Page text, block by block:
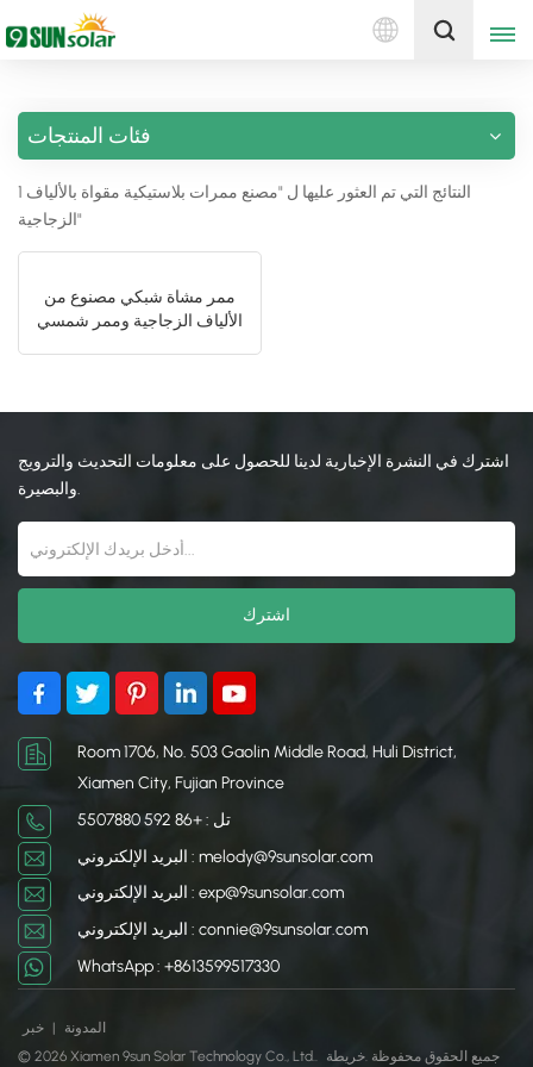
العربية
Deutsch
português
Nederlands
العربية
日本語
한국의
إقتبس
فئات المنتجات
1 النتائج التي تم العثور عليها ل "مصنع ممرات بلاستيكية مقواة بالألياف
الزجاجية"
ممر مشاة شبكي مصنوع من
الألياف الزجاجية وممر شمسي
اشترك في النشرة الإخبارية لدينا للحصول على معلومات التحديث والترويج
والبصيرة.
Room 1706, No. 503 Gaolin Middle Road, Huli District,
Xiamen City, Fujian Province
تل : +86 592 5507880
البريد الإلكتروني : melody@9sunsolar.com
البريد الإلكتروني : exp@9sunsolar.com
البريد الإلكتروني : connie@9sunsolar.com
WhatsApp : +8613599517330
المدونة | خبر
© 2026 Xiamen 9sun Solar Technology Co., Ltd.. جميع الحقوق محفوظة . خريطة